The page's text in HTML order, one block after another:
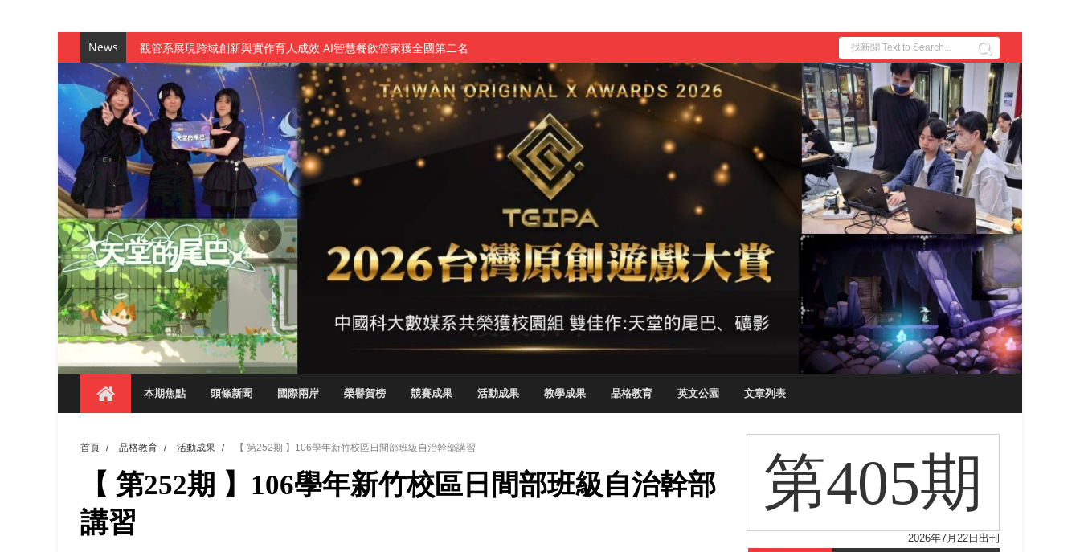
News
觀管系展現跨域創新與實作育人成效 AI智慧餐飲管家獲全國第二名
學務處舉辦「董事長『聊』心室」 上官董事長與青年學子溫馨對談 傳遞品格與智慧力量
成人之美成就學生夢想 菁英學程陪伴財金系學生蛻變成金融新星
金曲陣容強勢進駐！中國科大原民音樂成果展 燃爆傳統與現代
數媒系《天堂的尾巴》、《礦影》勇奪台灣原創遊戲大賞雙佳作
師生攜手磨練一個月！觀管系榮獲天籟盃全國大專廣播詞競賽英文組佳作
一銀彭仁主中國科大開講 解密AI時代的金融轉型與數位正義
通識教育中心主辦「114學年度AI英文自我介紹比賽」成績出爐
數據後的溫度：財金系傑出校友共議「人文素養」 點亮智慧金融時代的跨域新局
森城建設股份有限公司捐贈 嘉惠行管系莘莘學子
產學合作新里程！財金系師生參訪中租控股 探索金融實習優勢
英文公園 315期
【 第404期 】影視系榮獲59屆美國休士頓國際影展最高榮譽白金獎
【 第404期 】你抓得到我嗎？數媒系VR新創遊戲抱回金點新秀獎
【 第404期 】探索空間設計解方 室設系學子於 2026 TSID 提出具體舊建築再利用提案
【 第404期 】從創意到實踐 數媒系學生於技專校院電腦動畫競賽嶄露頭角
本期焦點 頭條新聞 國際兩岸 榮譽賀榜 競賽成果 活動成果 教學成果 品格教育 英文公園 文章列表
首頁 / 品格教育 / 活動成果 / 【 第252期 】106學年新竹校區日間部班級自治幹部講習
【 第252期 】106學年新竹校區日間部班級自治幹部
講習
第405期
2026年7月22日出刊